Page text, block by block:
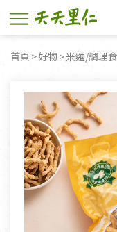
首頁 好物 米麵/調理